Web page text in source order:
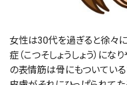
女性は30代を過ぎると徐々
症（こつそしょうしょう）にな
の表情筋は骨にもついてい